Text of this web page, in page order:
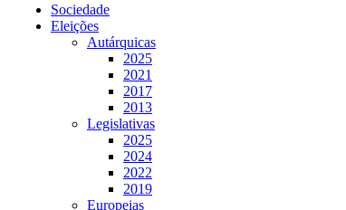
Sociedade
Eleições
Autárquicas
2025
2021
2017
2013
Legislativas
2025
2024
2022
2019
Europeias